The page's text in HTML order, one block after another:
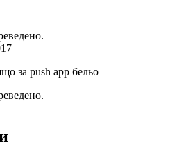
за push app бельо